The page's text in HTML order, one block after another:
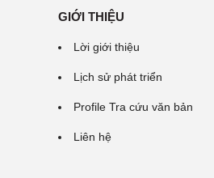
GIỚI THIỆU
Lời giới thiệu
Lịch sử phát triển
Profile Tra cứu văn bản
Liên hệ